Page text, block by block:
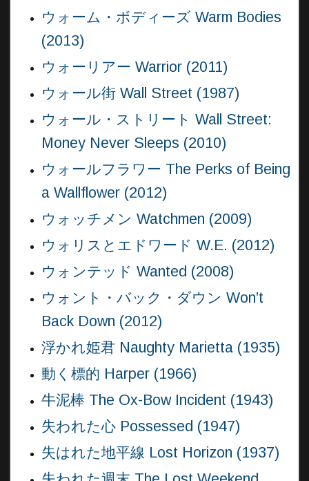
ウォーム・ボディーズ Warm Bodies
(2013)
ウォーリアー Warrior (2011)
ウォール街 Wall Street (1987)
ウォール・ストリート Wall Street:
Money Never Sleeps (2010)
ウォールフラワー The Perks of Being
a Wallflower (2012)
ウォッチメン Watchmen (2009)
ウォリスとエドワード W.E. (2012)
ウォンテッド Wanted (2008)
ウォント・バック・ダウン Won’t
Back Down (2012)
浮かれ姫君 Naughty Marietta (1935)
動く標的 Harper (1966)
牛泥棒 The Ox-Bow Incident (1943)
失われた心 Possessed (1947)
失はれた地平線 Lost Horizon (1937)